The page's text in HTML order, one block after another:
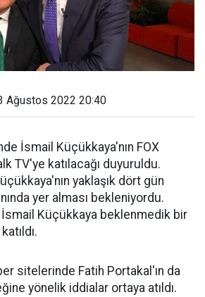
Ağustos 2022 20:40
İsmail Küçükkaya'nın FOX
TV'ye katılacağı duyuruldu.
yaklaşık dört gün
yer alması bekleniyordu.
Küçükkaya beklenmedik bir
sitelerinde Fatih Portakal'ın da
yönelik iddialar ortaya atıldı.